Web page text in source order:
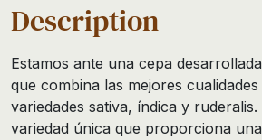
Description
Estamos ante una cepa
que combina las mejores cualidades
variedades sativa, índica y
variedad única que proporciona